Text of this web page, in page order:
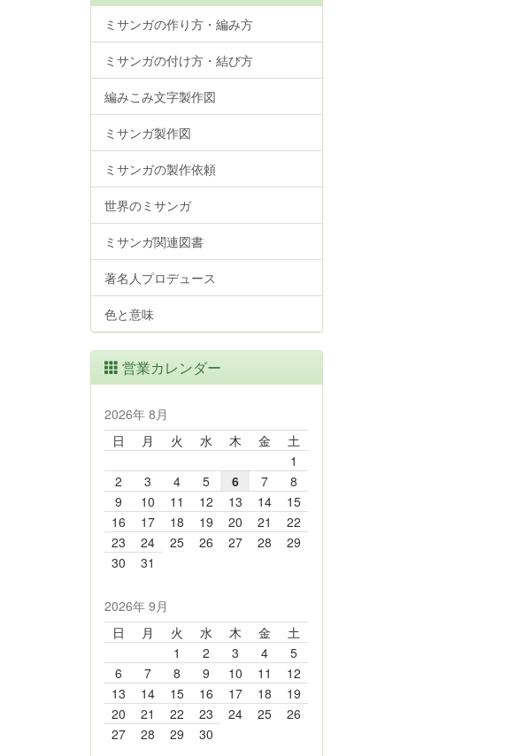
ミサンガの作り方・編み方
ミサンガの付け方・結び方
編みこみ文字製作図
ミサンガ製作図
ミサンガの製作依頼
世界のミサンガ
ミサンガ関連図書
著名人プロデュース
色と意味
営業カレンダー
2026年 8月
日
月 火 水 木 金
土
1
2
3 4 5 6 7
8
9
10 11 12 13 14
15
16
17 18 19 20 21
22
23
24 25 26 27 28
29
30
31
2026年 9月
日
月 火 水 木 金
土
1
2 3 4
5
6
7 8 9 10 11
12
13
14 15 16 17 18
19
20
21 22 23 24 25
26
27
28 29 30